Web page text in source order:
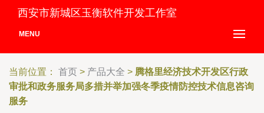
西安市新城区玉衡软件开发工作室
MENU
当前位置： 首页 > 产品大全 > 腾格里经济技术开发区行政
审批和政务服务局多措并举加强冬季疫情防控技术信息咨询
服务